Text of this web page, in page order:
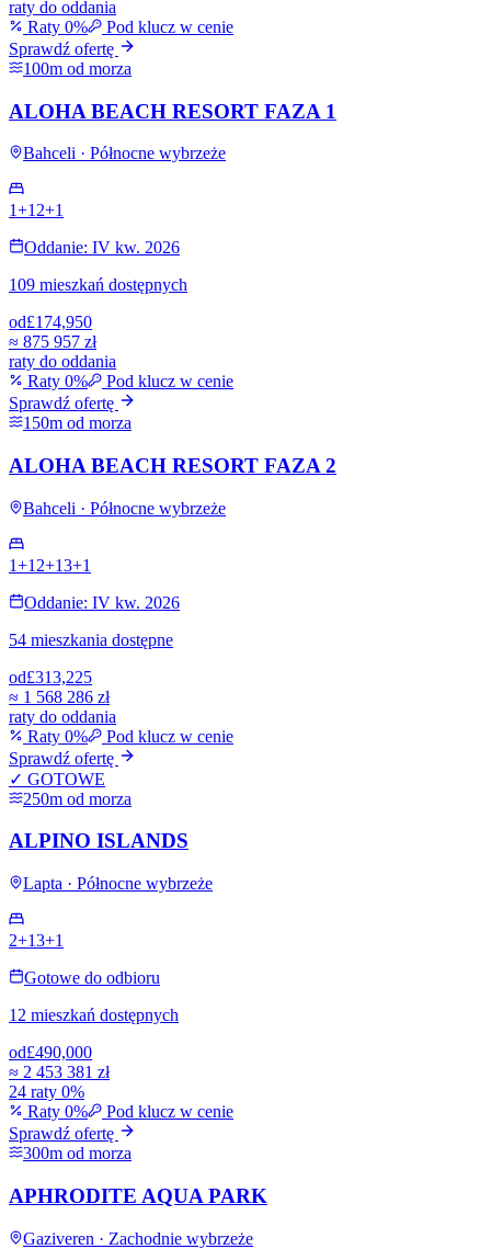
raty do oddania
Raty 0%
Pod klucz w cenie
Sprawdź ofertę
100m od morza
ALOHA BEACH RESORT FAZA 1
Bahceli · Północne wybrzeże
1+1 2+1
Oddanie: IV kw. 2026
109 mieszkań dostępnych
od£174,950
≈ 875 957 zł
raty do oddania
Raty 0%
Pod klucz w cenie
Sprawdź ofertę
150m od morza
ALOHA BEACH RESORT FAZA 2
Bahceli · Północne wybrzeże
1+1 2+13+1
Oddanie: IV kw. 2026
54 mieszkania dostępne
od£313,225
≈ 1 568 286 zł
raty do oddania
Raty 0%
Pod klucz w cenie
Sprawdź ofertę
✓ GOTOWE
250m od morza
ALPINO ISLANDS
Lapta · Północne wybrzeże
2+13+1
Gotowe do odbioru
12 mieszkań dostępnych
od£490,000
≈ 2 453 381 zł
24 raty 0%
Raty 0%
Pod klucz w cenie
Sprawdź ofertę
300m od morza
APHRODITE AQUA PARK
Gaziveren · Zachodnie wybrzeże